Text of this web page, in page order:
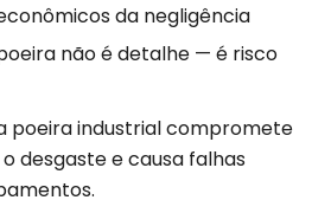
da negligência
não é detalhe — é risco
poeira industrial compromete
desgaste e causa falhas